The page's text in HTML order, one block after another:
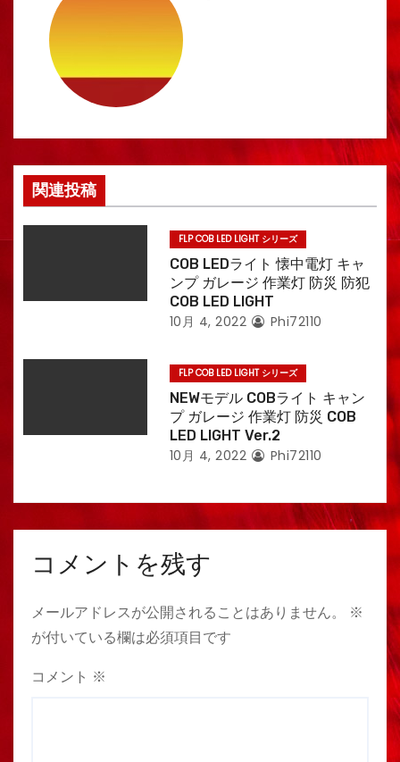
ゲ
ー
ョ
ン
関連投稿
FLP COB LED LIGHT シリーズ
COB LEDライト 懐中電灯 キャ
ンプ ガレージ 作業灯 防災 防犯
COB LED LIGHT
10月 4, 2022 Phi72110
FLP COB LED LIGHT シリーズ
NEWモデル COBライト キャン
プ ガレージ 作業灯 防災 COB
LED LIGHT Ver.2
10月 4, 2022 Phi72110
コメントを残す
メールアドレスが公開されることはありません。
※
が付いている欄は必須項目です
コメント ※